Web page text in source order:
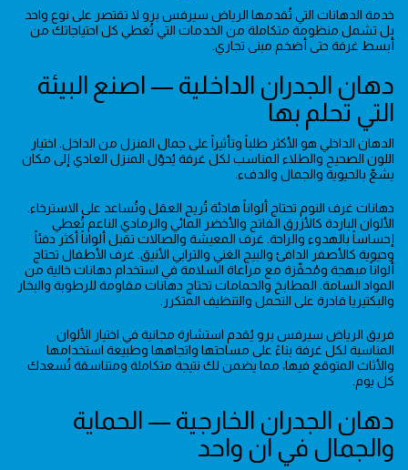
خدمة الدهانات التي تُقدمها الرياض سيرفس برو لا تقتصر على نوع واحد
بل تشمل منظومة متكاملة من الخدمات التي تُغطي كل احتياجاتك من
أبسط غرفة حتى أضخم مبنى تجاري.
دهان الجدران الداخلية — اصنع البيئة
التي تحلم بها
الدهان الداخلي هو الأكثر طلباً وتأثيراً على جمال المنزل من الداخل. اختيار
اللون الصحيح والطلاء المناسب لكل غرفة يُحوّل المنزل العادي إلى مكان
يشعّ بالحيوية والجمال والدفء.
دهانات غرف النوم تحتاج ألواناً هادئة تُريح العقل وتُساعد على الاسترخاء.
الألوان الباردة كالأزرق الفاتح والأخضر المائي والرمادي الناعم تُعطي
إحساساً بالهدوء والراحة. غرف المعيشة والصالات تقبل ألواناً أكثر دفئاً
وحيوية كالأصفر الدافئ والبيج الغني والترابي الأنيق. غرف الأطفال تحتاج
ألواناً مبهجة ومُحفّزة مع مراعاة السلامة في استخدام دهانات خالية من
المواد السامة. المطابخ والحمامات تحتاج دهانات مقاومة للرطوبة والبخار
والبكتيريا قادرة على التحمل والتنظيف المتكرر.
فريق الرياض سيرفس برو يُقدم استشارة مجانية في اختيار الألوان
المناسبة لكل غرفة بناءً على مساحتها واتجاهها وطبيعة استخدامها
والأثاث المتوقع فيها، مما يضمن لك نتيجة متكاملة ومتناسقة تُسعدك
كل يوم.
دهان الجدران الخارجية — الحماية
والجمال في آن واحد